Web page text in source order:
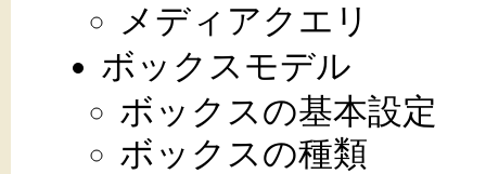
メディアクエリ
ボックスモデル
ボックスの基本設定
ボックスの種類